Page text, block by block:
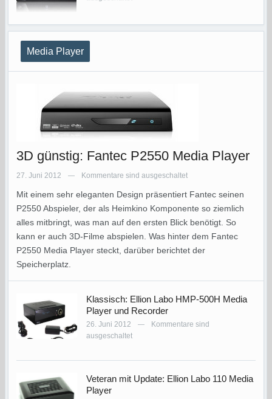
Media Player
3D günstig: Fantec P2550 Media Player
27. Juni 2012 — Kommentare sind ausgeschaltet
Mit einem sehr eleganten Design präsentiert Fantec seinen
P2550 Abspieler, der als Heimkino Komponente so ziemlich
alles mitbringt, was man auf den ersten Blick benötigt. So
kann er auch 3D-Filme abspielen. Was hinter dem Fantec
P2550 Media Player steckt, darüber berichtet der
Speicherplatz.
Klassisch: Ellion Labo HMP-500H Media
Player und Recorder
26. Juni 2012 —
Kommentare sind
ausgeschaltet
Veteran mit Update: Ellion Labo 110 Media
Player